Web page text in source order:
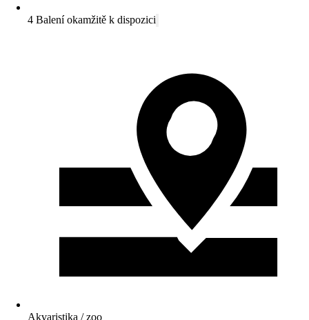
4 Balení okamžitě k dispozici
Akvaristika / zoo